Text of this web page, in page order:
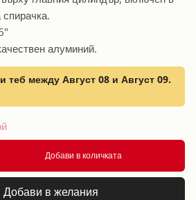
алуминий.
теб между Август 08 и Август 09.
Добави в количката
Добави в желания